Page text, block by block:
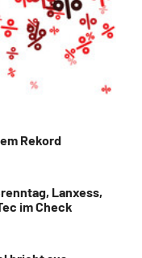
Rekord
Lanxess,
im Check